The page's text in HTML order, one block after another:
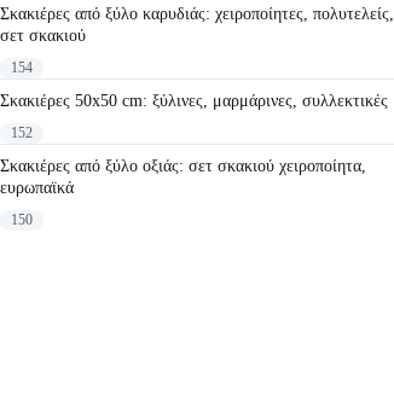
Σκακιέρες από ξύλο καρυδιάς: χειροποίητες, πολυτελείς,
σετ σκακιού
154
Σκακιέρες 50x50 cm: ξύλινες, μαρμάρινες, συλλεκτικές
152
Σκακιέρες από ξύλο οξιάς: σετ σκακιού χειροποίητα,
ευρωπαϊκά
150